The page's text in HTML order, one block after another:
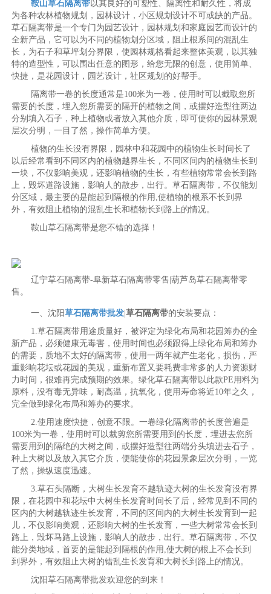
鞍山草石隔离带以其良好的可塑性、隔离性和耐久性，将成
为各种农林植物规划，园林设计，小区规划设计不可或缺的产品。
草石隔离带是一个专门为园艺设计，园林规划和家庭园艺而设计的
全新产品，它可以为不同的植物划分区域，阻止根系间的混乱生
长，为石子和草坪划分界限，使园林规格看起来整体美观，以其独
特的造型性，可以围出任意的图形，给您无限的创意，使用简单、
快捷，是花园设计，园艺设计，社区规划的好帮手。
隔离带一卷的长度通常是100米为一卷，使用时可以截取您所
需要的长度，埋入您所需要的隔开的植物之间，或摆好造型往两边
分别填入石子，种上植物或者放入其他介质，即可使你的园林景观
层次分明，一目了然，操作简单方便。
植物的生长没有界限，园林中和花园中的植物生长时间长了
以后经常看到不同区内的植物越界生长，不同区间内的植物生长到
一块，不仅影响美观，还影响植物的生长，有些植物常常会长到路
上，毁坏道路设施，影响人的散步，出行。草石隔离带，不仅能划
分区域，最主要的是能起到隔根的作用,使植物的根系不长到界
外，有效阻止植物的混乱生长和植物长到路上的情况。
鞍山草石隔离带是您不错的选择！
辽宁草石隔离带-阜新草石隔离带零售|葫芦岛草石隔离带零
售。
一、沈阳草石隔离带批发 |草石隔离带的安装要点：
1.草石隔离带用途质量好，被评定为绿化布局和花园筹办的全
新产品，必须健康无毒害，使用时间也必须跟得上绿化布局和筹办
的需要，质地不太好的隔离带，使用一两年就产生老化，损伤，严
重影响花坛或花园的美观，重新布置又要耗费非常多的人力资源财
力时间，很难再完成预期的效果。绿化草石隔离带以此款PE用料为
原料，没有毒无异味，耐高温，抗氧化，使用寿命将近10年之久，
完全做到绿化布局和筹办的要求。
2.使用速度快捷，创意不限。一卷绿化隔离带的长度普遍是
100米为一卷，使用时可以裁剪您所需要用到的长度，埋进去您所
需要用到的隔绝的大树之间，或摆好造型往两端分头填进去石子，
种上大树以及放入其它介质，便能使你的花园景象层次分明，一览
了然，操纵速度迅速。
3.草石头隔断，大树生长发育不越轨迹大树的生长发育没有界
限，在花园中和花坛中大树生长发育时间长了后，经常见到不同的
区内的大树越轨迹生长发育，不同的区间内的大树生长发育到一起
儿，不仅影响美观，还影响大树的生长发育，一些大树常常会长到
路上，毁坏马路上设施，影响人的散步，出行。草石隔离带，不仅
能分类地域，首要的是能起到隔根的作用,使大树的根上不会长到
到界外，有效阻止大树的错乱生长发育和大树长到路上的情况。
沈阳草石隔离带批发欢迎您的到来！